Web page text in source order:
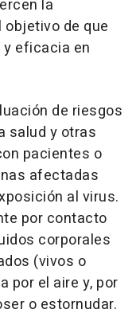
la
de que
eficacia en
de riesgos
salud y otras
pacientes o
afectadas
al virus.
por contacto
corporales
(vivos o
por el aire y, por
o estornudar.